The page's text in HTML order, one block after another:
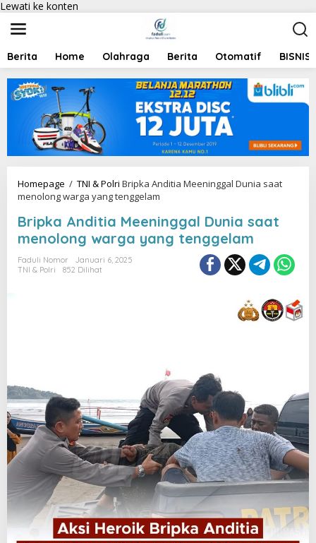
Lewati ke konten
Berita Home Olahraga Berita Otomatif BISNIS
Homepage / TNI & Polri Bripka Anditia Meeninggal Dunia saat
menolong warga yang tenggelam
Bripka Anditia Meeninggal Dunia saat
menolong warga yang tenggelam
Faduli Nomor
Januari 6, 2025
TNI & Polri
852 Dilihat